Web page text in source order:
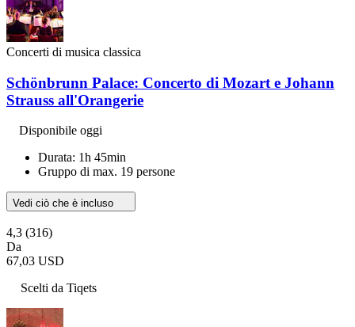
Concerti di musica classica
Schönbrunn Palace: Concerto di Mozart e Johann
Strauss all'Orangerie
Disponibile oggi
Durata: 1h 45min
Gruppo di max. 19 persone
Vedi ciò che è incluso
4,3 (316)
Da
67,03 USD
Scelti da Tiqets